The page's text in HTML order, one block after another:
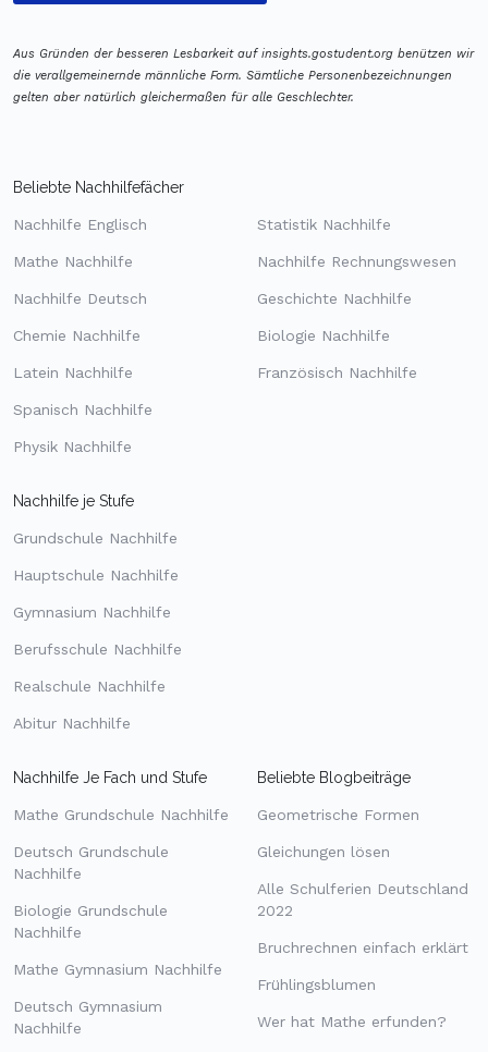
Aus Gründen der besseren Lesbarkeit auf insights.gostudent.org benützen wir
die verallgemeinernde männliche Form. Sämtliche Personenbezeichnungen
gelten aber natürlich gleichermaßen für alle Geschlechter.
Beliebte Nachhilfefächer
Nachhilfe Englisch
Mathe Nachhilfe
Nachhilfe Deutsch
Chemie Nachhilfe
Latein Nachhilfe
Spanisch Nachhilfe
Physik Nachhilfe
Statistik Nachhilfe
Nachhilfe Rechnungswesen
Geschichte Nachhilfe
Biologie Nachhilfe
Französisch Nachhilfe
Nachhilfe je Stufe
Grundschule Nachhilfe
Hauptschule Nachhilfe
Gymnasium Nachhilfe
Berufsschule Nachhilfe
Realschule Nachhilfe
Abitur Nachhilfe
Nachhilfe Je Fach und Stufe
Mathe Grundschule Nachhilfe
Deutsch Grundschule
Nachhilfe
Biologie Grundschule
Nachhilfe
Mathe Gymnasium Nachhilfe
Deutsch Gymnasium
Nachhilfe
Beliebte Blogbeiträge
Geometrische Formen
Gleichungen lösen
Alle Schulferien Deutschland
2022
Bruchrechnen einfach erklärt
Frühlingsblumen
Wer hat Mathe erfunden?